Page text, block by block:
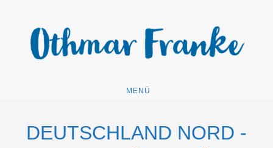
springen
MENÜ
DEUTSCHLAND NORD -